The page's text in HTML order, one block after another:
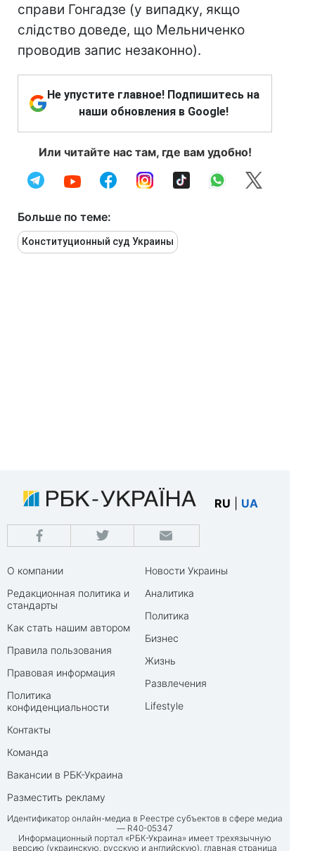
справи Гонгадзе (у випадку, якщо
слідство доведе, що Мельниченко
проводив запис незаконно).
Не упустите главное! Подпишитесь на
наши обновления в Google!
Или читайте нас там, где вам удобно!
Больше по теме:
Конституционный суд Украины
RU UA
О компании
Редакционная политика и
стандарты
Как стать нашим автором
Правила пользования
Правовая информация
Политика
конфиденциальности
Контакты
Команда
Вакансии в РБК-Украина
Разместить рекламу
Новости Украины
Аналитика
Политика
Бизнес
Жизнь
Развлечения
Lifestyle
Идентификатор онлайн-медиа в Реестре субъектов в сфере медиа
— R40-05347
Информационный портал «РБК-Украина» имеет трехязычную
версию (украинскую, русскую и английскую), главная страница